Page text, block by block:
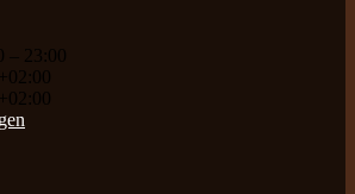
– 23:00